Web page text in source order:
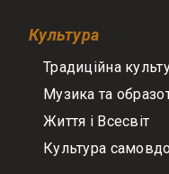
Культура
Традиційна
Музика та
Життя і Всесвіт
Культура